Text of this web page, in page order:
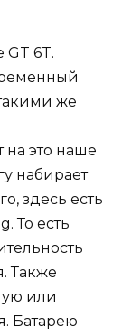
GT 6T.
же
на это наше
набирает
здесь есть
То есть
Также
или
Батарею